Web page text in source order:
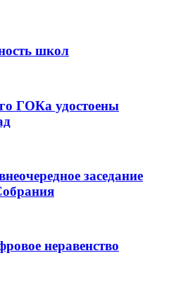
школ
ГОКа удостоены
заседание
неравенство